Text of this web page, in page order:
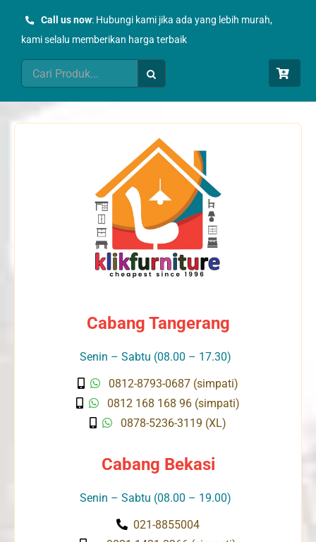
Call us now: Hubungi kami jika ada yang lebih murah,
kami selalu memberikan harga terbaik
Search
for:
Cabang Tangerang
Senin – Sabtu (08.00 – 17.30)
0812-8793-0687 (simpati)
0812 168 168 96 (simpati)
0878-5236-3119 (XL)
Cabang Bekasi
Senin – Sabtu (08.00 – 19.00)
021-8855004